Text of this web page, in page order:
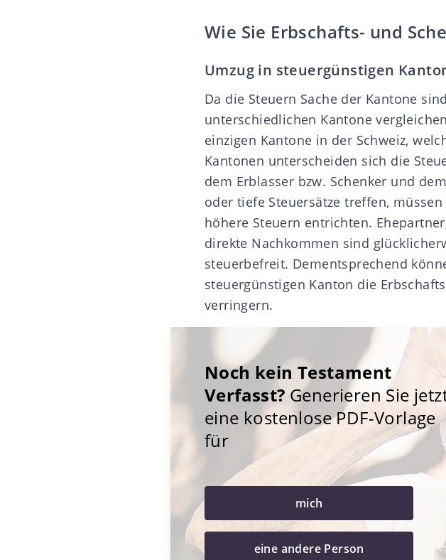
Wie Sie Erbschafts- und
Umzug in steuergünstigen
Da die Steuern Sache der Kantone
unterschiedlichen Kantone
einzigen Kantone in der Schweiz,
Kantonen unterscheiden sich die
dem Erblasser bzw. Schenker und
oder tiefe Steuersätze treffen,
höhere Steuern entrichten.
direkte Nachkommen sind
steuerbefreit. Dementsprechend
steuergünstigen Kanton die
verringern.
Noch kein Testament
Verfasst? Generieren Sie
eine kostenlose PDF-Vorlage
für
mich
eine andere Person